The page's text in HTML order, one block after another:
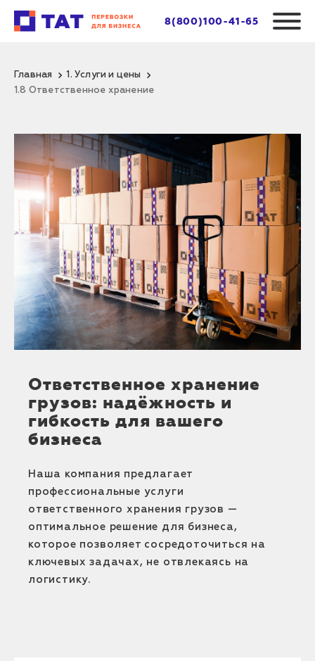
8(800)100-41-65
Главная
1. Услуги и цены
1.8 Ответственное хранение
Ответственное хранение
грузов: надёжность и
гибкость для вашего
бизнеса
Наша компания предлагает
профессиональные услуги
ответственного хранения грузов —
оптимальное решение для бизнеса,
которое позволяет сосредоточиться на
ключевых задачах, не отвлекаясь на
логистику.